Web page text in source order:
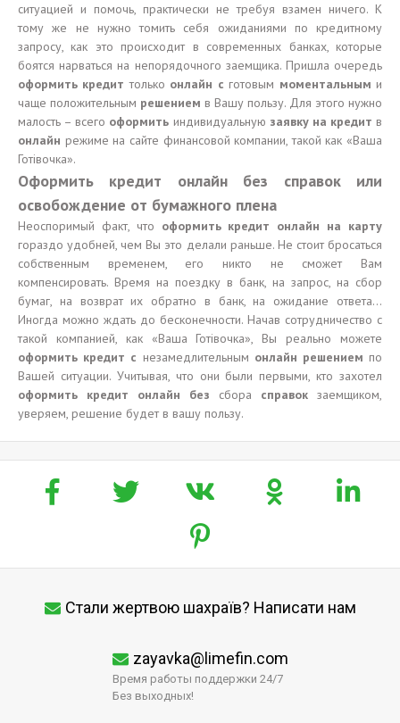
ситуацией и помочь, практически не требуя взамен ничего. К
тому же не нужно томить себя ожиданиями по кредитному
запросу, как это происходит в современных банках, которые
боятся нарваться на непорядочного заемщика. Пришла очередь
оформить кредиттолько онлайн с готовым моментальным и
чаще положительным решением в Вашу пользу. Для этого нужно
малость – всего оформить индивидуальную заявку на кредит в
онлайн режиме на сайте финансовой компании, такой как «Ваша
Готівочка».
Оформить кредит онлайн без справок или
освобождение от бумажного плена
Неоспоримый факт, что оформить кредит онлайн на карту
гораздо удобней, чем Вы это делали раньше. Не стоит бросаться
собственным временем, его никто не сможет Вам
компенсировать. Время на поездку в банк, на запрос, на сбор
бумаг, на возврат их обратно в банк, на ожидание ответа…
Иногда можно ждать до бесконечности. Начав сотрудничество с
такой компанией, как «Ваша Готівочка», Вы реально можете
оформить кредит с незамедлительным онлайн решением по
Вашей ситуации. Учитывая, что они были первыми, кто захотел
оформить кредит онлайн без сбора справок заемщиком,
уверяем, решение будет в вашу пользу.
Стали жертвою шахраїв? Написати нам
zayavka@limefin.com
Время работы поддержки 24/7
Без выходных!